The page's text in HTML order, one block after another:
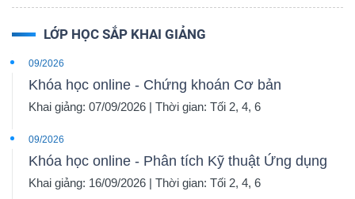
LỚP HỌC SẮP KHAI GIẢNG
09/2026
Khóa học online - Chứng khoán Cơ bản
Khai giảng: 07/09/2026 | Thời gian: Tối 2, 4, 6
09/2026
Khóa học online - Phân tích Kỹ thuật Ứng dụng
Khai giảng: 16/09/2026 | Thời gian: Tối 2, 4, 6